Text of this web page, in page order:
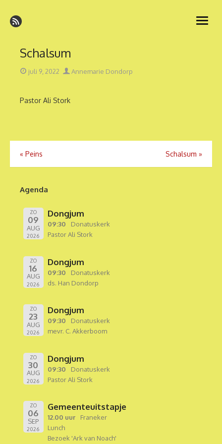
naar
de
open
Schalsum
Geplaatst
juli 9, 2022 Auteur
Annemarie Dondorp
Pastor Ali Stork
Bericht
navigatie
« Peins Schalsum »
Agenda
ZO
09
AUG
2026
Dongjum
09:30
Donatuskerk
Pastor Ali Stork
ZO
16
AUG
2026
Dongjum
09:30
Donatuskerk
ds. Han Dondorp
ZO
23
AUG
2026
Dongjum
09:30
Donatuskerk
mevr. C. Akkerboom
ZO
30
AUG
2026
Dongjum
09:30
Donatuskerk
Pastor Ali Stork
ZO
06
SEP
2026
Gemeenteuitstapje
12.00 uur
Franeker
Lunch
Bezoek 'Ark van Noach'